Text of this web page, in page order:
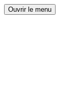
Ouvrir le menu